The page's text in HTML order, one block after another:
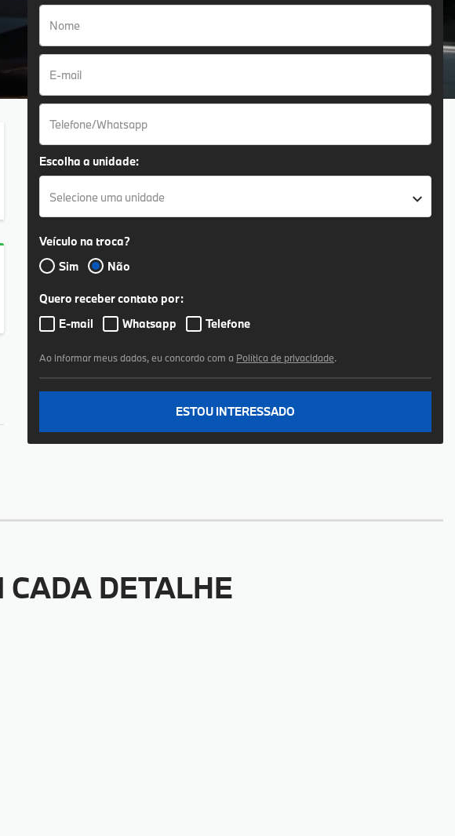
Escolha a unidade:
Selecione uma unidade
Veículo na troca?
Sim
Não
Quero receber contato por:
E-mail
Whatsapp Telefone
Ao informar meus dados, eu concordo com a Política de privacidade.
ESTOU INTERESSADO
CADA DETALHE